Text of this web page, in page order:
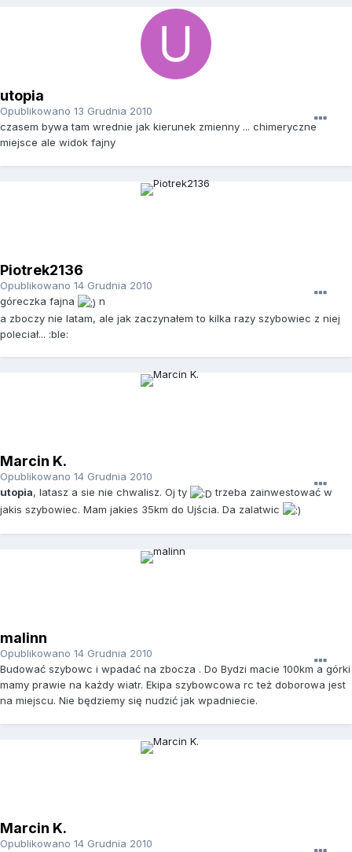
utopia
Opublikowano 13 Grudnia 2010
czasem bywa tam wrednie jak kierunek zmienny ... chimeryczne
miejsce ale widok fajny
Piotrek2136
Opublikowano 14 Grudnia 2010
góreczka fajna
n
a zboczy nie latam, ale jak zaczynałem to kilka razy szybowiec z niej
poleciał... :ble:
Marcin K.
Opublikowano 14 Grudnia 2010
utopia, latasz a sie nie chwalisz. Oj ty
trzeba zainwestować w
jakis szybowiec. Mam jakies 35km do Ujścia. Da zalatwic
malinn
Opublikowano 14 Grudnia 2010
Budować szybowc i wpadać na zbocza . Do Bydzi macie 100km a górki
mamy prawie na każdy wiatr. Ekipa szybowcowa rc też doborowa jest
na miejscu. Nie będziemy się nudzić jak wpadniecie.
Marcin K.
Opublikowano 14 Grudnia 2010